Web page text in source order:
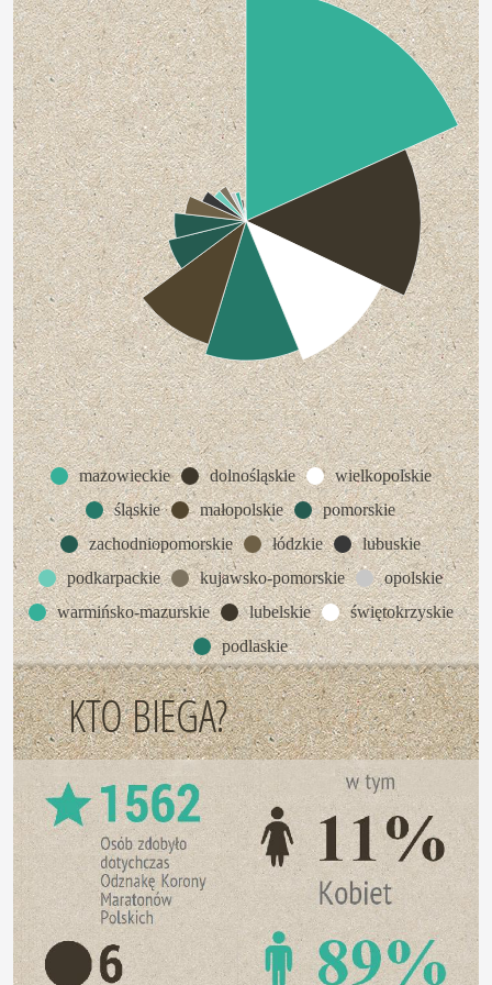
mazowieckie dolnośląskie
wielkopolskie
śląskie
małopolskie
pomorskie
zachodniopomorskie
łódzkie
lubuskie
podkarpackie
kujawsko-pomorskie
opolskie
warmińsko-mazurskie
lubelskie
świętokrzyskie
podlaskie
KTO BIEGA?